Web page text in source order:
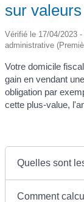
sur
Vérifié le 17/04/2023
administrative
Votre domicile
gain en vendant
obligation par
cette plus-value,
Quelles sont
Comment